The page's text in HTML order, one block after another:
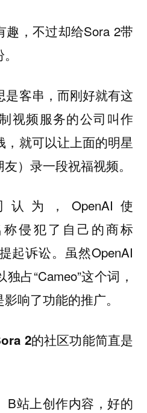
，不过却给Sora 2带
是客串，而刚好就有这
视频服务的公司叫作
，就可以让上面的明星
）录一段祝福视频。
为，OpenAI使
称侵犯了自己的商标
起诉讼。虽然OpenAI
占“Cameo”这个词，
响了功能的推广。
2的社区功能简直是
B站上创作内容，好的